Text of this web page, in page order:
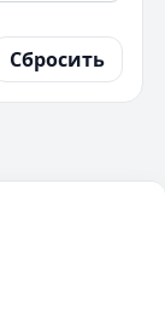
Сбросить